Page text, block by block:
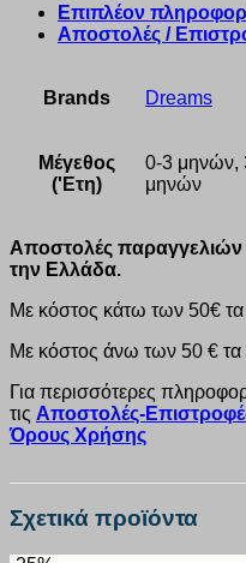
Επιπλέον
Αποστολές /
Brands Dreams
Μέγεθος
('Ετη)
0-3 μηνών,
μηνών
Αποστολές παραγγελιών
την Ελλάδα.
Με κόστος κάτω των 50€ τα
Με κόστος άνω των 50 € τα
Για περισσότερες
τις Αποστολές-
Όρους Χρήσης
Σχετικά προϊόντα